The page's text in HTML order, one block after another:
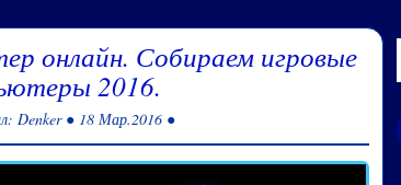
онлайн. Собираем игровые
2016.
Denker ● 18 Мар.2016 ●